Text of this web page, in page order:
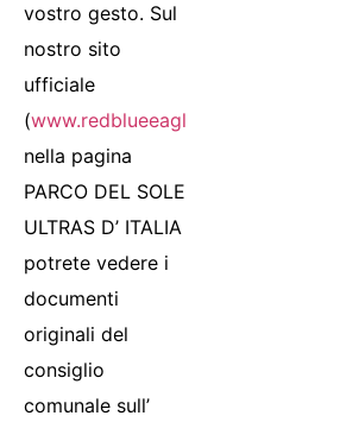
vostro gesto. Sul
nostro sito
ufficiale
(www.redblueeagleslaquila1978.com
nella pagina
PARCO DEL SOLE
ULTRAS D’ ITALIA
potrete vedere i
documenti
originali del
consiglio
comunale sull’